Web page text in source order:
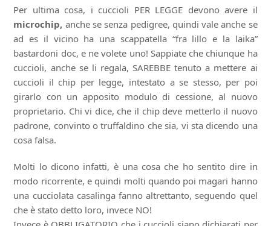
Per ultima cosa, i cuccioli PER LEGGE devono avere il
microchip, anche se senza pedigree, quindi vale anche se
ad es il vicino ha una scappatella “fra lillo e la laika”
bastardoni doc, e ne volete uno! Sappiate che chiunque ha
cuccioli, anche se li regala, SAREBBE tenuto a mettere ai
cuccioli il chip per legge, intestato a se stesso, per poi
girarlo con un apposito modulo di cessione, al nuovo
proprietario. Chi vi dice, che il chip deve metterlo il nuovo
padrone, convinto o truffaldino che sia, vi sta dicendo una
cosa falsa.
Molti lo dicono infatti, è una cosa che ho sentito dire in
modo ricorrente, e quindi molti quando poi magari hanno
una cucciolata casalinga fanno altrettanto, seguendo quel
che è stato detto loro, invece NO!